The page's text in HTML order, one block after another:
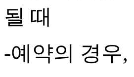
될 때
-예약의 경우,